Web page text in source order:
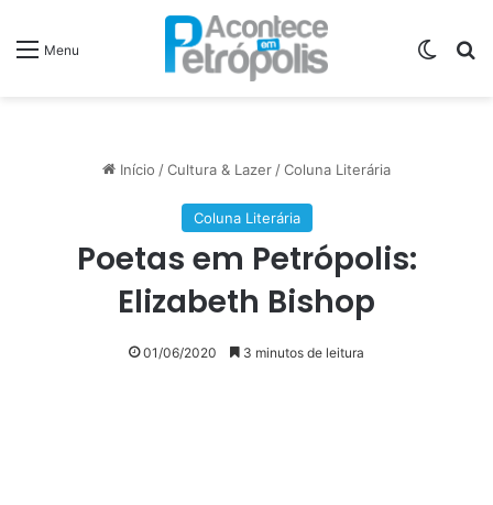
Menu
Início /Cultura & Lazer /Coluna Literária
Coluna Literária
Poetas em Petrópolis:
Elizabeth Bishop
01/06/2020 3 minutos de leitura